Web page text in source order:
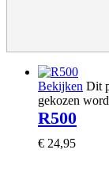
Bekijken Dit
gekozen
R500
€ 24,95